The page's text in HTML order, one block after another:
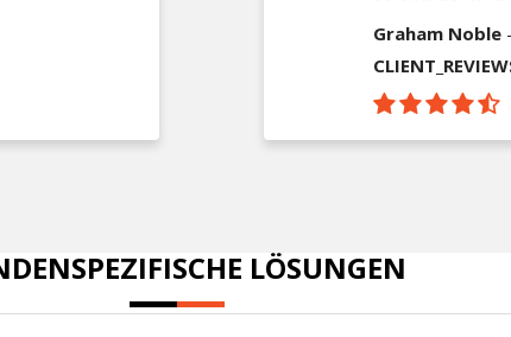
Graham Noble
LÖSUNGEN